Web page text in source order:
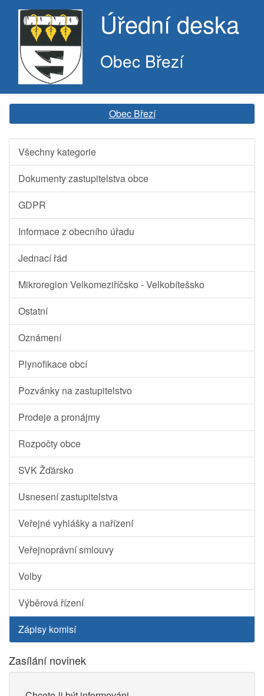
Úřední deska
Obec Březí
Obec Březí
Všechny kategorie
Dokumenty zastupitelstva obce
GDPR
Informace z obecního úřadu
Jednací řád
Mikroregion Velkomeziříčsko - Velkobítešsko
Ostatní
Oznámení
Plynofikace obcí
Pozvánky na zastupitelstvo
Prodeje a pronájmy
Rozpočty obce
SVK Žďársko
Usnesení zastupitelstva
Veřejné vyhlášky a nařízení
Veřejnoprávní smlouvy
Volby
Výběrová řízení
Zápisy komisí
Zasílání novinek